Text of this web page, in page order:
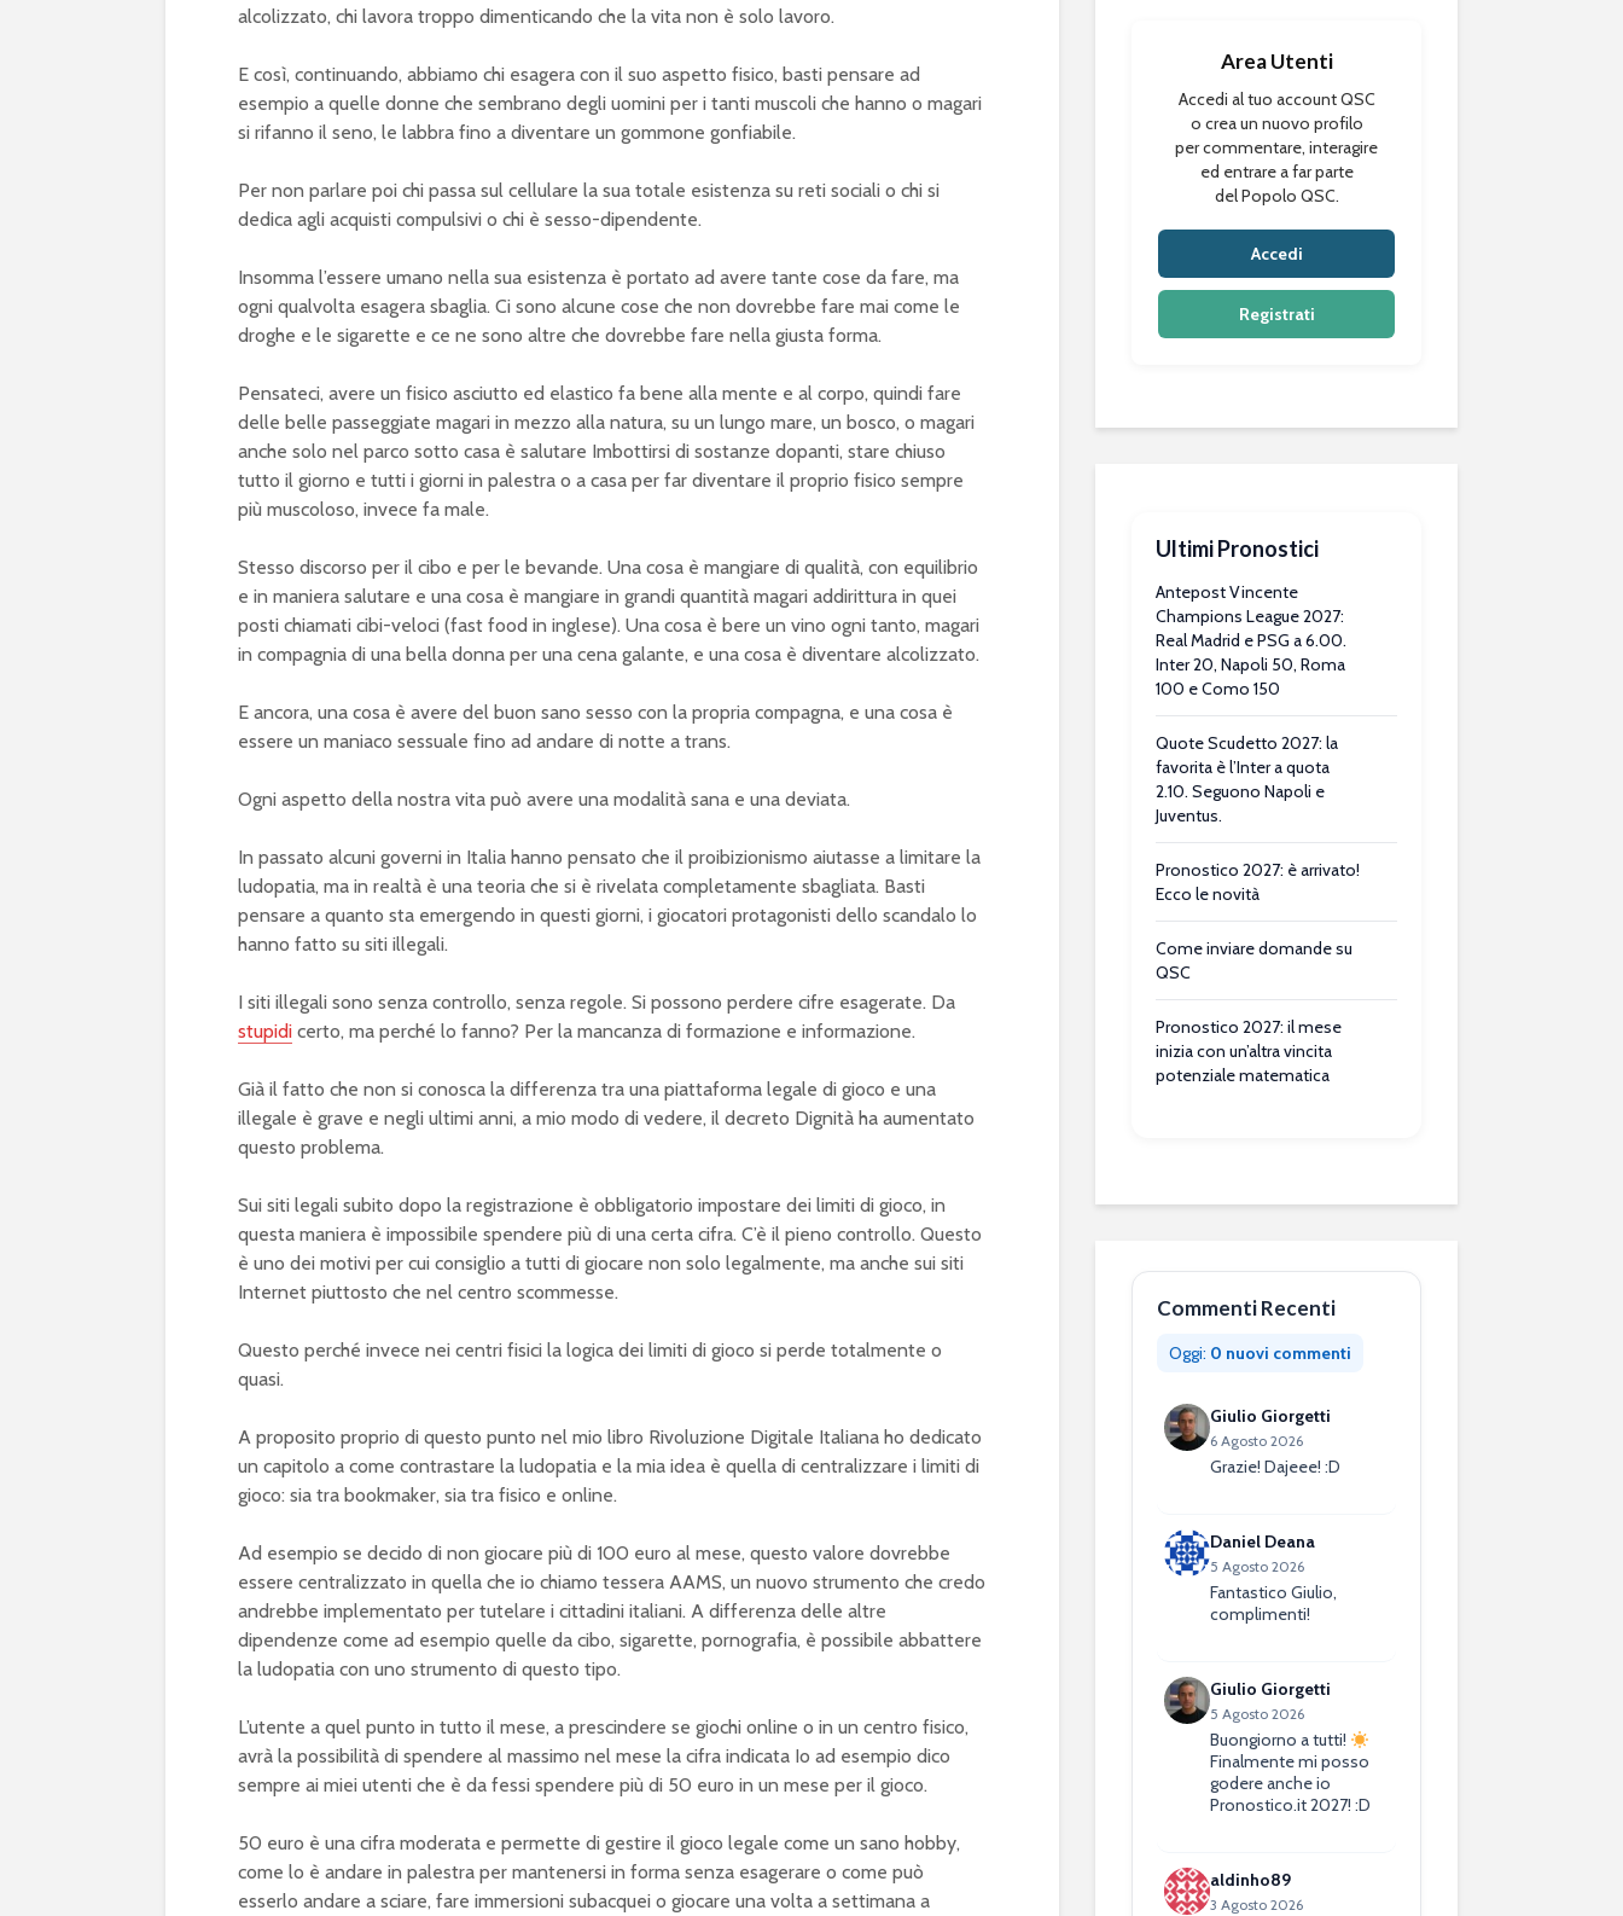
alcolizzato, chi lavora troppo dimenticando che la vita non è solo lavoro.
E così, continuando, abbiamo chi esagera con il suo aspetto fisico, basti pensare ad
esempio a quelle donne che sembrano degli uomini per i tanti muscoli che hanno o magari
si rifanno il seno, le labbra fino a diventare un gommone gonfiabile.
Per non parlare poi chi passa sul cellulare la sua totale esistenza su reti sociali o chi si
dedica agli acquisti compulsivi o chi è sesso-dipendente.
Insomma l’essere umano nella sua esistenza è portato ad avere tante cose da fare, ma
ogni qualvolta esagera sbaglia. Ci sono alcune cose che non dovrebbe fare mai come le
droghe e le sigarette e ce ne sono altre che dovrebbe fare nella giusta forma.
Pensateci, avere un fisico asciutto ed elastico fa bene alla mente e al corpo, quindi fare
delle belle passeggiate magari in mezzo alla natura, su un lungo mare, un bosco, o magari
anche solo nel parco sotto casa è salutare Imbottirsi di sostanze dopanti, stare chiuso
tutto il giorno e tutti i giorni in palestra o a casa per far diventare il proprio fisico sempre
più muscoloso, invece fa male.
Stesso discorso per il cibo e per le bevande. Una cosa è mangiare di qualità, con equilibrio
e in maniera salutare e una cosa è mangiare in grandi quantità magari addirittura in quei
posti chiamati cibi-veloci (fast food in inglese). Una cosa è bere un vino ogni tanto, magari
in compagnia di una bella donna per una cena galante, e una cosa è diventare alcolizzato.
E ancora, una cosa è avere del buon sano sesso con la propria compagna, e una cosa è
essere un maniaco sessuale fino ad andare di notte a trans.
Ogni aspetto della nostra vita può avere una modalità sana e una deviata.
In passato alcuni governi in Italia hanno pensato che il proibizionismo aiutasse a limitare la
ludopatia, ma in realtà è una teoria che si è rivelata completamente sbagliata. Basti
pensare a quanto sta emergendo in questi giorni, i giocatori protagonisti dello scandalo lo
hanno fatto su siti illegali.
I siti illegali sono senza controllo, senza regole. Si possono perdere cifre esagerate. Da
stupidi certo, ma perché lo fanno? Per la mancanza di formazione e informazione.
Già il fatto che non si conosca la differenza tra una piattaforma legale di gioco e una
illegale è grave e negli ultimi anni, a mio modo di vedere, il decreto Dignità ha aumentato
questo problema.
Sui siti legali subito dopo la registrazione è obbligatorio impostare dei limiti di gioco, in
questa maniera è impossibile spendere più di una certa cifra. C’è il pieno controllo. Questo
è uno dei motivi per cui consiglio a tutti di giocare non solo legalmente, ma anche sui siti
Internet piuttosto che nel centro scommesse.
Questo perché invece nei centri fisici la logica dei limiti di gioco si perde totalmente o
quasi.
A proposito proprio di questo punto nel mio libro Rivoluzione Digitale Italiana ho dedicato
un capitolo a come contrastare la ludopatia e la mia idea è quella di centralizzare i limiti di
gioco: sia tra bookmaker, sia tra fisico e online.
Ad esempio se decido di non giocare più di 100 euro al mese, questo valore dovrebbe
essere centralizzato in quella che io chiamo tessera AAMS, un nuovo strumento che credo
andrebbe implementato per tutelare i cittadini italiani. A differenza delle altre
dipendenze come ad esempio quelle da cibo, sigarette, pornografia, è possibile abbattere
la ludopatia con uno strumento di questo tipo.
L’utente a quel punto in tutto il mese, a prescindere se giochi online o in un centro fisico,
avrà la possibilità di spendere al massimo nel mese la cifra indicata Io ad esempio dico
sempre ai miei utenti che è da fessi spendere più di 50 euro in un mese per il gioco.
50 euro è una cifra moderata e permette di gestire il gioco legale come un sano hobby,
come lo è andare in palestra per mantenersi in forma senza esagerare o come può
esserlo andare a sciare, fare immersioni subacquei o giocare una volta a settimana a
Area Utenti
Accedi al tuo account QSC
o crea un nuovo profilo
per commentare, interagire
ed entrare a far parte
del Popolo QSC.
Accedi
Registrati
Ultimi Pronostici
Antepost Vincente
Champions League 2027:
Real Madrid e PSG a 6.00.
Inter 20, Napoli 50, Roma
100 e Como 150
Quote Scudetto 2027: la
favorita è l’Inter a quota
2.10. Seguono Napoli e
Juventus.
Pronostico 2027: è arrivato!
Ecco le novità
Come inviare domande su
QSC
Pronostico 2027: il mese
inizia con un’altra vincita
potenziale matematica
Commenti Recenti
Oggi: 0 nuovi commenti
Giulio Giorgetti
6 Agosto 2026
Grazie! Dajeee! :D
Daniel Deana
5 Agosto 2026
Fantastico Giulio,
complimenti!
Giulio Giorgetti
5 Agosto 2026
Buongiorno a tutti!
Finalmente mi posso
godere anche io
Pronostico.it 2027! :D
aldinho89
3 Agosto 2026